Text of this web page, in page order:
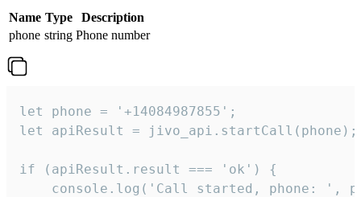
Name Type
Description
phone string Phone number
let phone = '+14084987855';
let apiResult = jivo_api.startCall(phone);
if (apiResult.result === 'ok') {
console.log('Call started, phone: ',